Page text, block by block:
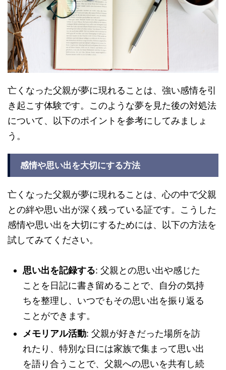
亡くなった父親が夢に現れることは、強い感情を引
き起こす体験です。このような夢を見た後の対処法
について、以下のポイントを参考にしてみましょ
う。
感情や思い出を大切にする方法
亡くなった父親が夢に現れることは、心の中で父親
との絆や思い出が深く残っている証です。こうした
感情や思い出を大切にするためには、以下の方法を
試してみてください。
思い出を記録する: 父親との思い出や感じた
ことを日記に書き留めることで、自分の気持
ちを整理し、いつでもその思い出を振り返る
ことができます。
メモリアル活動: 父親が好きだった場所を訪
れたり、特別な日には家族で集まって思い出
を語り合うことで、父親への思いを共有し続